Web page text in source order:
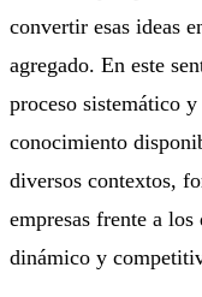
convertir esas ideas
agregado. En este
proceso sistemático
conocimiento
diversos contextos,
empresas frente a
dinámico y